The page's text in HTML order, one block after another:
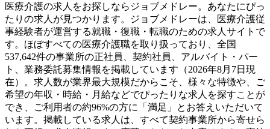
医療介護の求人をお探しならジョブメドレー。あなたにぴっ
たりの求人が見つかります。
ジョブメドレーは、医療介護従
事経験者が運営する就職・復職・転職のための求人サイトで
す。ほぼすべての医療介護職を取り扱っており、全国
537,642件の事業所の正社員、契約社員、アルバイト・パー
ト、業務委託募集情報を掲載しています（2026年8月7日現
在）。求人数が業界最大規模だからこそ、様々な特徴や、ご
希望の年収・時給・月給などでぴったりな求人を探すことが
でき、ご利用者の約96%の方に「満足」とお答えいただいて
います。掲載している求人は、すべて契約事業所から寄せら